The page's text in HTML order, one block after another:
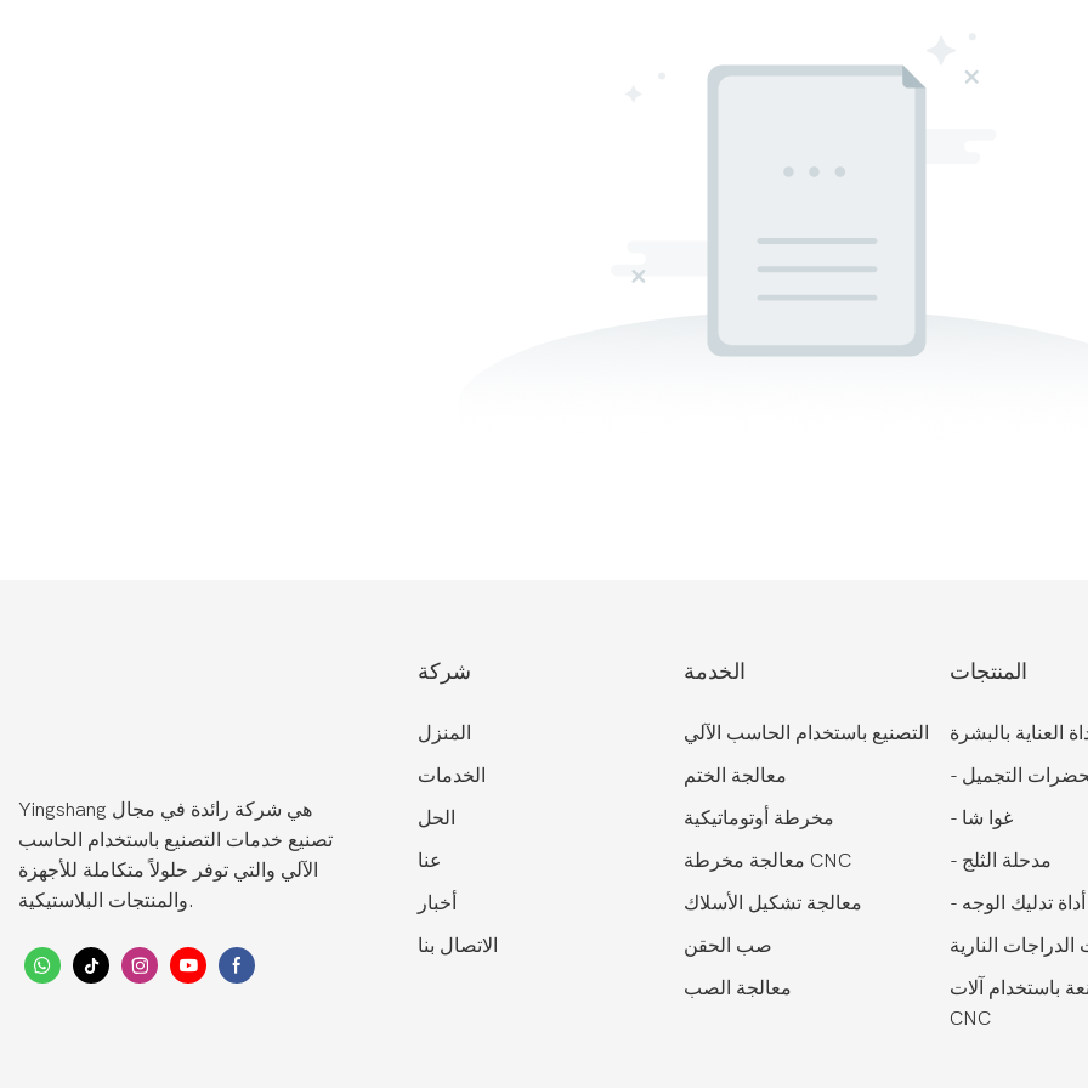
Yingshang هي شركة رائدة في مجال
تصنيع خدمات التصنيع باستخدام الحاسب
الآلي والتي توفر حلولاً متكاملة للأجهزة
والمنتجات البلاستيكية.
شركة
المنزل
الخدمات
الحل
عنا
أخبار
الاتصال بنا
الخدمة
التصنيع باستخدام الحاسب الآلي
معالجة الختم
مخرطة أوتوماتيكية
معالجة مخرطة CNC
معالجة تشكيل الأسلاك
صب الحقن
معالجة الصب
المنتجات
العناية بالبشرة
- التجميل
- غوا شا
- مدحلة الثلج
- أداة تدليك الوجه
النارية
باستخدام آلات
CNC